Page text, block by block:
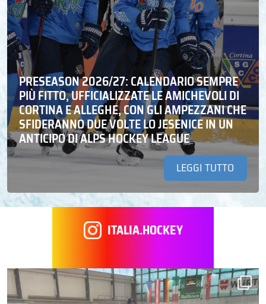
PRESEASON 2026/27: CALENDARIO SEMPRE
PIÙ FITTO, UFFICIALIZZATE LE AMICHEVOLI DI
CORTINA E ALLEGHE, CON GLI AMPEZZANI CHE
SFIDERANNO DUE VOLTE LO JESENICE IN UN
ANTICIPO DI ALPS HOCKEY LEAGUE
LEGGI TUTTO
ITALIA.HOCKEY